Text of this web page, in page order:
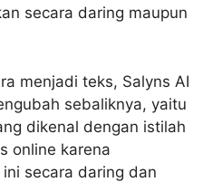
secara daring maupun
menjadi teks, Salyns AI
sebaliknya, yaitu
dikenal dengan istilah
online karena
secara daring dan